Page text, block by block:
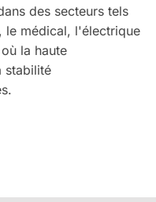
des secteurs tels
le médical, l'électrique
la haute
stabilité